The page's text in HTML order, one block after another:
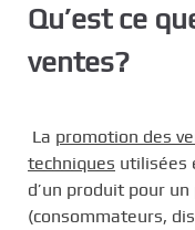
Qu’est ce
ventes?
La promotion des
techniques utilisées
d’un produit pour
(consommateurs,